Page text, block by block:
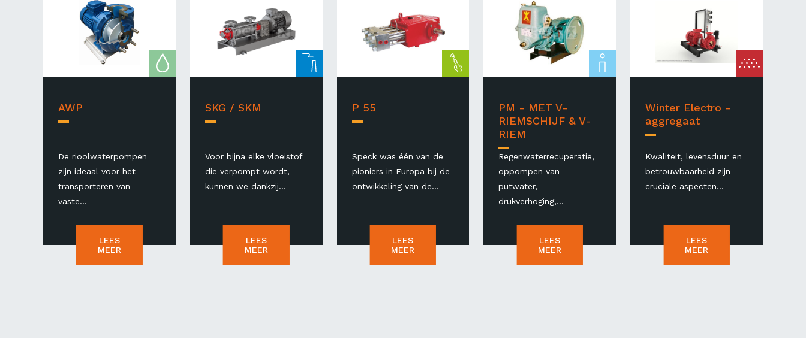
AWP
De rioolwaterpompen
zijn ideaal voor het
transporteren van
vaste...
LEES
MEER
SKG / SKM
Voor bijna elke vloeistof
die verpompt wordt,
kunnen we dankzij...
LEES
MEER
P 55
Speck was één van de
pioniers in Europa bij de
ontwikkeling van de...
LEES
MEER
PM - MET V-
RIEMSCHIJF & V-
RIEM
Regenwaterrecuperatie,
oppompen van
putwater,
drukverhoging,...
LEES
MEER
Winter Electro -
aggregaat
Kwaliteit, levensduur en
betrouwbaarheid zijn
cruciale aspecten...
LEES
MEER